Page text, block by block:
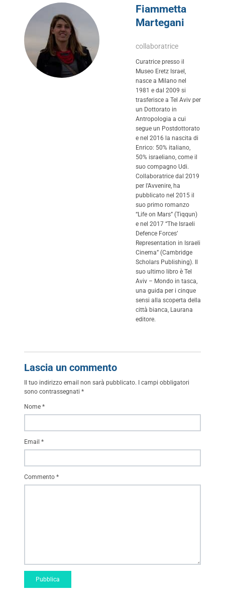
Fiammetta
Martegani
collaboratrice
Curatrice presso il
Museo Eretz Israel,
nasce a Milano nel
1981 e dal 2009 si
trasferisce a Tel Aviv per
un Dottorato in
Antropologia a cui
segue un Postdottorato
e nel 2016 la nascita di
Enrico: 50% italiano,
50% israeliano, come il
suo compagno Udi.
Collaboratrice dal 2019
per l’Avvenire, ha
pubblicato nel 2015 il
suo primo romanzo
“Life on Mars” (Tiqqun)
e nel 2017 “The Israeli
Defence Forces’
Representation in Israeli
Cinema” (Cambridge
Scholars Publishing). Il
suo ultimo libro è Tel
Aviv – Mondo in tasca,
una guida per i cinque
sensi alla scoperta della
città bianca, Laurana
editore.
Lascia un commento
Il tuo indirizzo email non sarà pubblicato.
I campi obbligatori
sono contrassegnati *
Commento *
Nome *
Email *